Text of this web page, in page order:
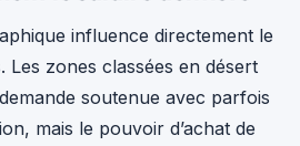
influence directement le
Les zones classées en désert
soutenue avec parfois
mais le pouvoir d’achat de